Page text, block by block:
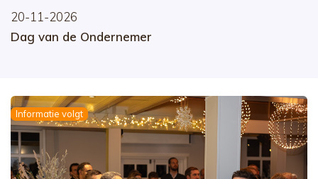
20-11-2026
Dag van de Ondernemer
Informatie volgt